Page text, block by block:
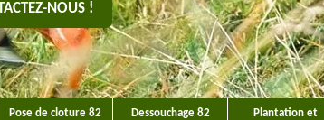
NOUS !
Pose de cloture 82 Dessouchage 82
Plantation et